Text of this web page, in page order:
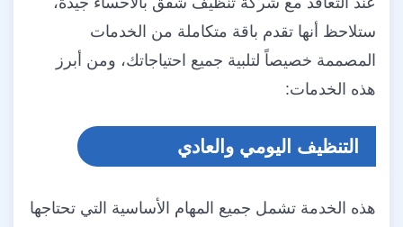
ستلاحظ أنها تقدم باقة متكاملة من الخدمات
المصممة خصيصاً لتلبية جميع احتياجاتك، ومن أبرز
هذه الخدمات:
التنظيف اليومي والعادي
هذه الخدمة تشمل جميع المهام الأساسية التي تحتاجها